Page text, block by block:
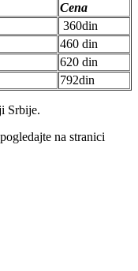
Cena
360din
460 din
620 din
792din
Srbije.
na stranici